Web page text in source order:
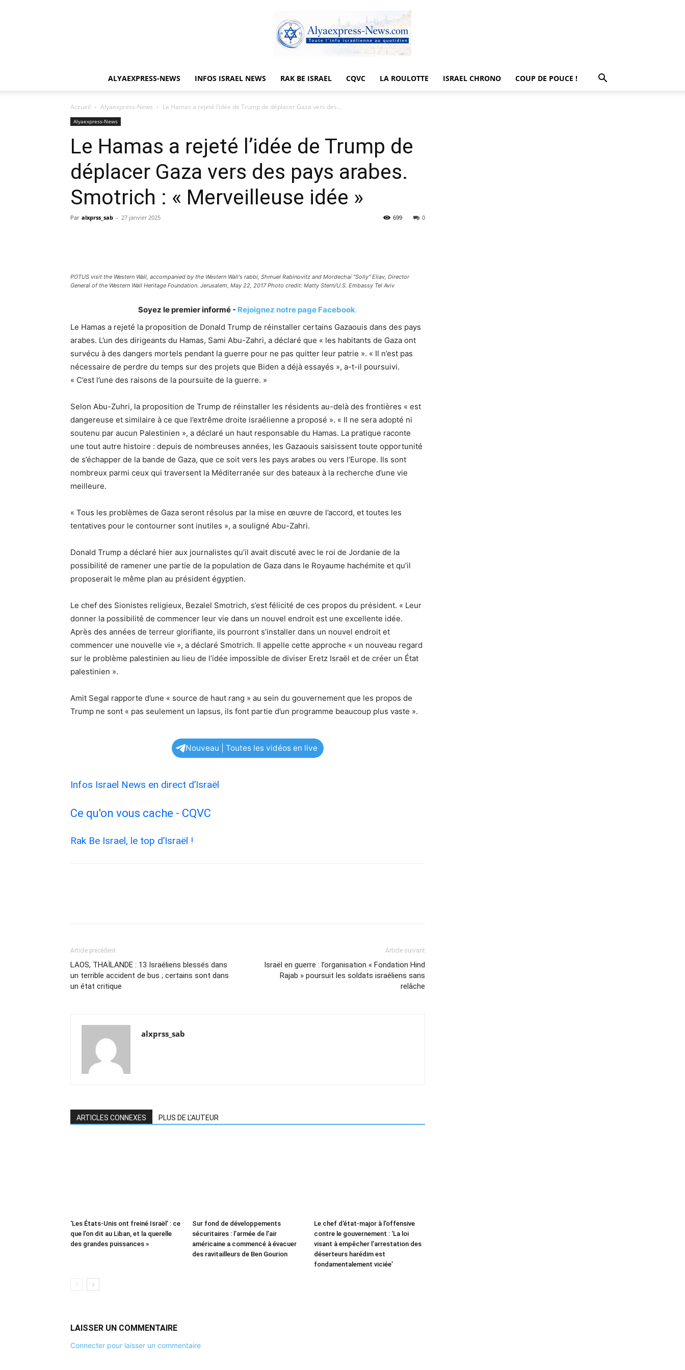
News
ALYAEXPRESS-NEWS INFOS ISRAEL NEWS RAK BE ISRAEL CQVC LA ROULOTTE ISRAEL CHRONO COUP DE POUCE !
Accueil Alyaexpress-News Le Hamas a rejeté l’idée de Trump de déplacer Gaza vers des...
Alyaexpress-News
Le Hamas a rejeté l’idée de Trump de
déplacer Gaza vers des pays arabes.
Smotrich : « Merveilleuse idée »
Par alxprss_sab - 27 janvier 2025 0
699
POTUS visit the Western Wall, accompanied by the Western Wall's rabbi, Shmuel Rabinovitz and Mordechai "Solly" Eliav, Director
General of the Western Wall Heritage Foundation. Jerusalem, May 22, 2017 Photo credit: Matty Stern/U.S. Embassy Tel Aviv
Soyez le premier informé - Rejoignez notre page Facebook.
Le Hamas a rejeté la proposition de Donald Trump de réinstaller certains Gazaouis dans des pays
arabes. L’un des dirigeants du Hamas, Sami Abu-Zahri, a déclaré que « les habitants de Gaza ont
survécu à des dangers mortels pendant la guerre pour ne pas quitter leur patrie ». « Il n’est pas
nécessaire de perdre du temps sur des projets que Biden a déjà essayés », a-t-il poursuivi.
« C’est l’une des raisons de la poursuite de la guerre. »
Selon Abu-Zuhri, la proposition de Trump de réinstaller les résidents au-delà des frontières « est
dangereuse et similaire à ce que l’extrême droite israélienne a proposé ». « Il ne sera adopté ni
soutenu par aucun Palestinien », a déclaré un haut responsable du Hamas. La pratique raconte
une tout autre histoire : depuis de nombreuses années, les Gazaouis saisissent toute opportunité
de s’échapper de la bande de Gaza, que ce soit vers les pays arabes ou vers l’Europe. Ils sont
nombreux parmi ceux qui traversent la Méditerranée sur des bateaux à la recherche d’une vie
meilleure.
« Tous les problèmes de Gaza seront résolus par la mise en œuvre de l’accord, et toutes les
tentatives pour le contourner sont inutiles », a souligné Abu-Zahri.
Donald Trump a déclaré hier aux journalistes qu’il avait discuté avec le roi de Jordanie de la
possibilité de ramener une partie de la population de Gaza dans le Royaume hachémite et qu’il
proposerait le même plan au président égyptien.
Le chef des Sionistes religieux, Bezalel Smotrich, s’est félicité de ces propos du président. « Leur
donner la possibilité de commencer leur vie dans un nouvel endroit est une excellente idée.
Après des années de terreur glorifiante, ils pourront s’installer dans un nouvel endroit et
commencer une nouvelle vie », a déclaré Smotrich. Il appelle cette approche « un nouveau regard
sur le problème palestinien au lieu de l’idée impossible de diviser Eretz Israël et de créer un État
palestinien ».
Amit Segal rapporte d’une « source de haut rang » au sein du gouvernement que les propos de
Trump ne sont « pas seulement un lapsus, ils font partie d’un programme beaucoup plus vaste ».
Nouveau | Toutes les vidéos en live
Infos Israel News en direct d’Israël
Ce qu'on vous cache - CQVC
Rak Be Israel, le top d’Israël !
Article précédent
LAOS, THAÏLANDE : 13 Israéliens blessés dans
un terrible accident de bus ; certains sont dans
un état critique
Article suivant
Israël en guerre : l’organisation « Fondation Hind
Rajab » poursuit les soldats israéliens sans
relâche
alxprss_sab
ARTICLES CONNEXES PLUS DE L'AUTEUR
‘Les États-Unis ont freiné Israël’ : ce
que l’on dit au Liban, et la querelle
des grandes puissances »
Sur fond de développements
sécuritaires : l’armée de l’air
américaine a commencé à évacuer
des ravitailleurs de Ben Gourion
Le chef d’état-major à l’offensive
contre le gouvernement : ‘La loi
visant à empêcher l’arrestation des
déserteurs harédim est
fondamentalement viciée’
LAISSER UN COMMENTAIRE
Connecter pour laisser un commentaire